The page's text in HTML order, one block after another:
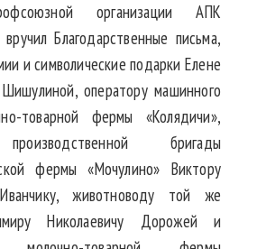
организации АПК
Благодарственные письма,
и символические подарки Елене
оператору машинного
товарной фермы «Колядичи»,
бригады
фермы «Мочулино» Виктору
животноводу той же
Николаевичу Дорожей и